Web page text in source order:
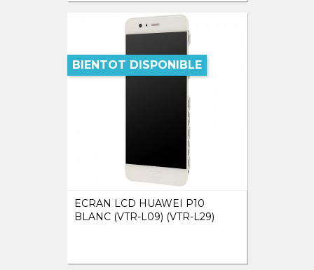
ECRAN LCD HUAWEI P10
BLANC (VTR-L09) (VTR-L29)
BIENTOT DISPONIBLE